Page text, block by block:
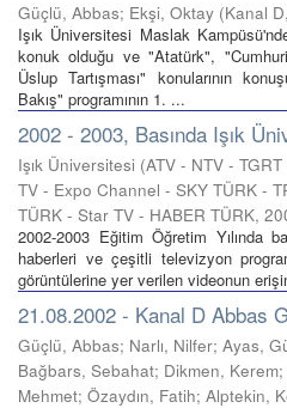
Güçlü, Abbas; Ekşi, Oktay (Kanal D,
Işık Üniversitesi Maslak
konuk olduğu ve "Atatürk",
Üslup Tartışması" konularının
Bakış" programının 1. ...
2002 - 2003, Basında Işık
Işık Üniversitesi (ATV - NTV -
TV - Expo Channel - SKY TÜRK -
TÜRK - Star TV - HABER TÜRK,
2002-2003 Eğitim Öğretim Yılında
haberleri ve çeşitli televizyon
görüntülerine yer verilen videonun
21.08.2002 - Kanal D Abbas
Güçlü, Abbas; Narlı, Nilfer; Ayas,
Bağbars, Sebahat; Dikmen,
Mehmet; Özaydın, Fatih; Alptekin,